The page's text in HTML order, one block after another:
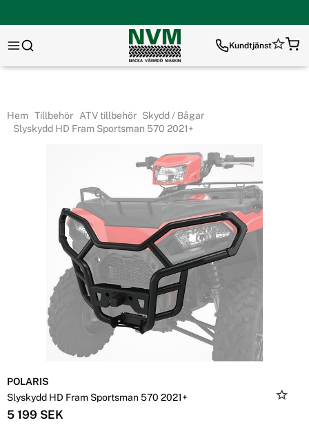
Kundtjänst
Hem Tillbehör ATV tillbehör Skydd / Bågar
Slyskydd HD Fram Sportsman 570 2021+
POLARIS
Slyskydd HD Fram Sportsman 570 2021+
5 199 SEK